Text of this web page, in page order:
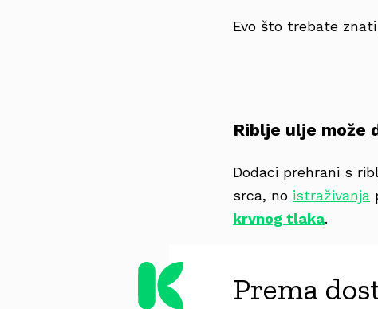
Evo što trebate
Riblje ulje može
Dodaci prehrani s
srca, no istraživanja
krvnog tlaka.
Prema